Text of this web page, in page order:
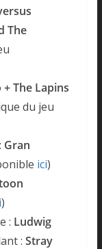
The
The Lapins
du jeu
Gran
ici)
)
: Ludwig
: Stray